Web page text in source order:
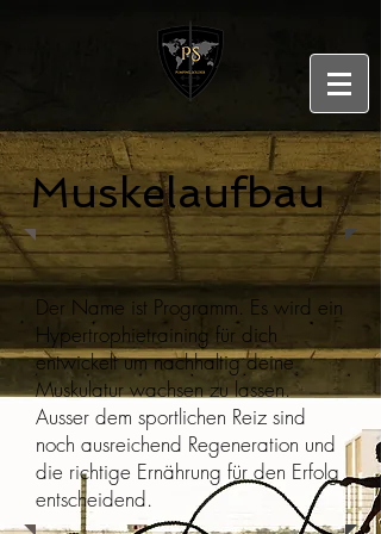
Muskelaufbau
Der Name ist Programm. Es wird ein
Hypertrophietraining für dich
entwickelt um nachhaltig deine
Muskulatur wachsen zu lassen.
Ausser dem sportlichen Reiz sind
noch ausreichend Regeneration und
die richtige Ernährung für den Erfolg
entscheidend.